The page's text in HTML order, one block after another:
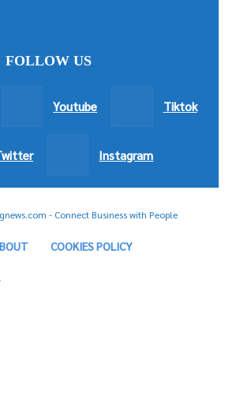
FOLLOW US
Youtube Tiktok
Instagram
- Connect Business with People
COOKIES POLICY